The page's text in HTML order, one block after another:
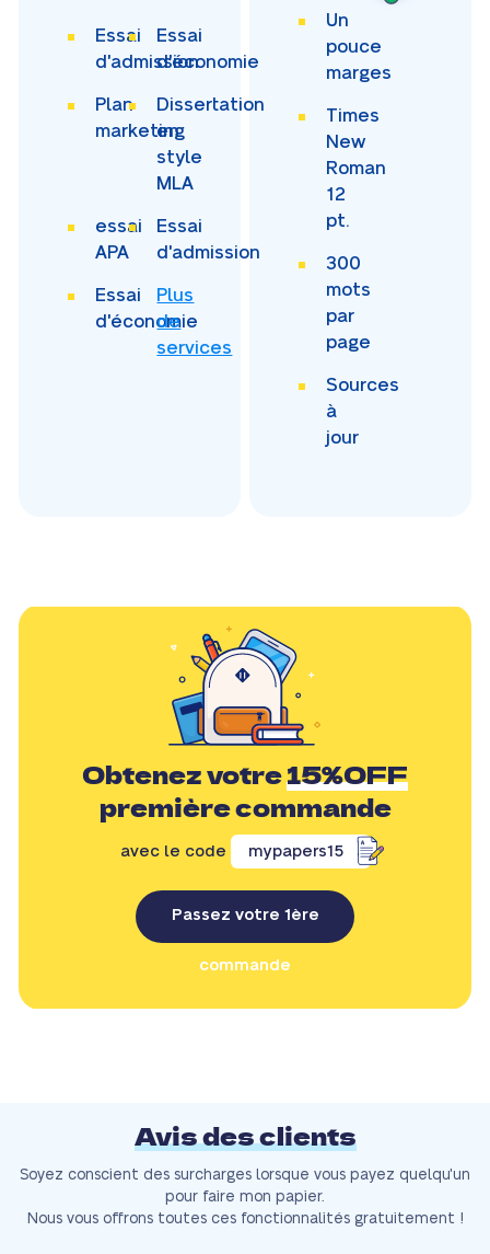
Essai
d'admission
Essai
d'économie
Plan
marketing
Dissertation
en
style
MLA
essai
APA
Essai
d'admission
Essai
d'économie
Plus
de
services
Un
pouce
marges
Times
New
Roman
12
pt.
300
mots
par
page
Sources
à
jour
Obtenez votre15%OFF
première commande
avec le code mypapers15
Passez votre 1ère
commande
Avis des clients
Soyez conscient des surcharges lorsque vous payez quelqu'un
pour faire mon papier.
Nous vous offrons toutes ces fonctionnalités gratuitement !